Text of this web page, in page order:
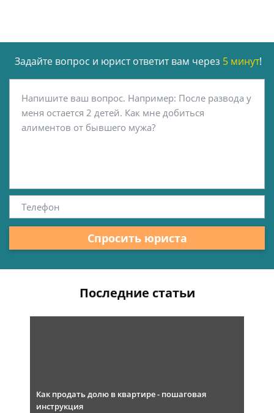
Задайте вопрос и юрист ответит вам через 5 минут!
Спросить юриста
Последние статьи
Как продать долю в квартире - пошаговая
инструкция